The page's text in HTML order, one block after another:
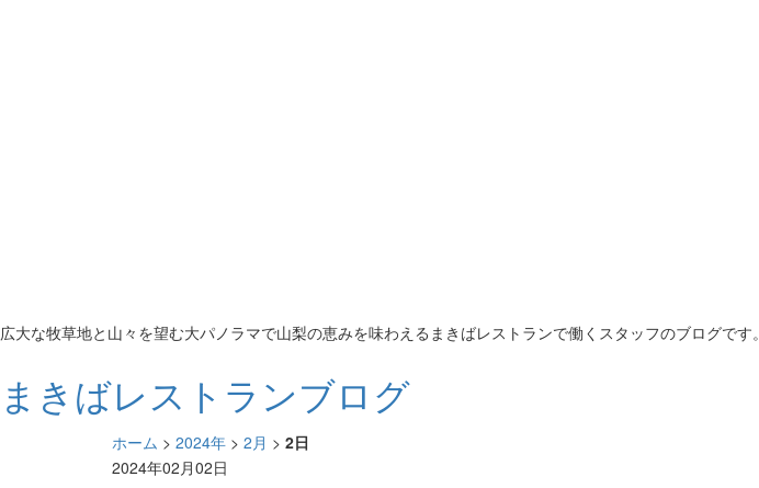
広大な牧草地と山々を望む大パノラマで山梨の恵みを味わえるまきばレストランで働くスタッフのブログです。
まきばレストランブログ
ホーム > 2024年 > 2月 > 2日
2024年02月02日